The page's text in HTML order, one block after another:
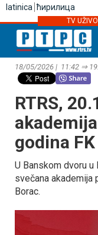
latinica ћирилица
TV UŽIVO
18/05/2026 | 11:42 ⇒
RTRS,
godina
U Banskom dvoru
svečana akademija
Borac.